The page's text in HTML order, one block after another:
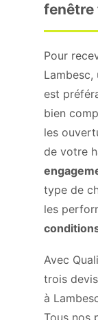
fenêtre
Pour
Lambesc,
est
bien
les
de votre
type de
les
Avec
trois
à
Tous nos